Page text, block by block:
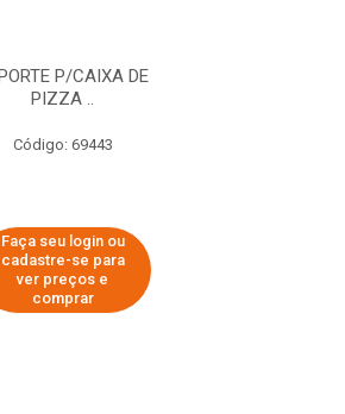
P/CAIXA DE
PIZZA ..
Código: 69443
Faça seu login ou
cadastre-se para
ver preços e
comprar